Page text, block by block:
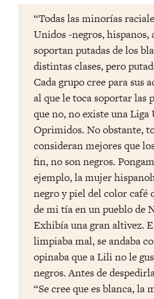
“Todas las minorías
Unidos -negros, hispanos,
soportan putadas de los
distintas clases, pero
Cada grupo cree para sus
al que le toca soportar las
que no, no existe una Liga
Oprimidos. No obstante,
consideran mejores que
fin, no son negros.
ejemplo, la mujer
negro y piel del color café
de mi tía en un pueblo de
Exhibía una gran altivez.
limpiaba mal, se andaba
opinaba que a Lili no le
negros. Antes de
“Se cree que es blanca, la